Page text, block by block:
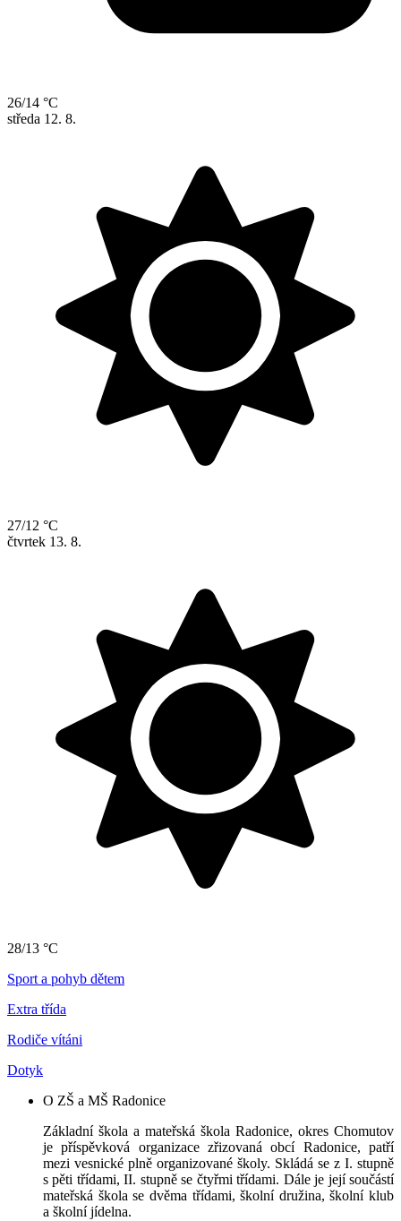
26/14 °C
středa 12. 8.
27/12 °C
čtvrtek 13. 8.
28/13 °C
Sport a pohyb dětem
Extra třída
Rodiče vítáni
Dotyk
O ZŠ a MŠ Radonice
Základní škola a mateřská škola Radonice, okres Chomutov
je příspěvková organizace zřizovaná obcí Radonice, patří
mezi vesnické plně organizované školy. Skládá se z I. stupně
s pěti třídami, II. stupně se čtyřmi třídami. Dále je její součástí
mateřská škola se dvěma třídami, školní družina, školní klub
a školní jídelna.